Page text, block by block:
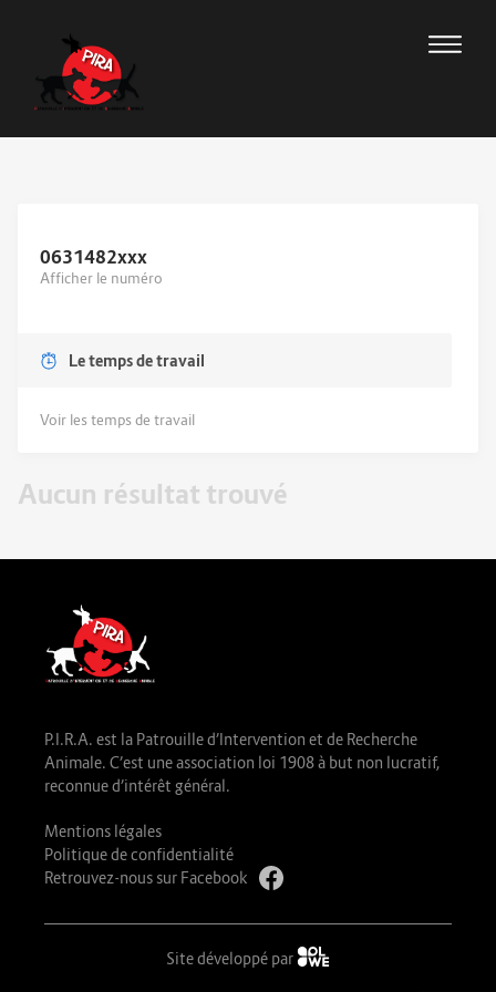
0631482xxx
Afficher le numéro
Le temps de travail
Voir les temps de travail
Aucun résultat trouvé
P.I.R.A. est la Patrouille d’Intervention et de Recherche
Animale. C’est une association loi 1908 à but non lucratif,
reconnue d’intérêt général.
Mentions légales
Politique de confidentialité
Retrouvez-nous sur Facebook
Site développé par